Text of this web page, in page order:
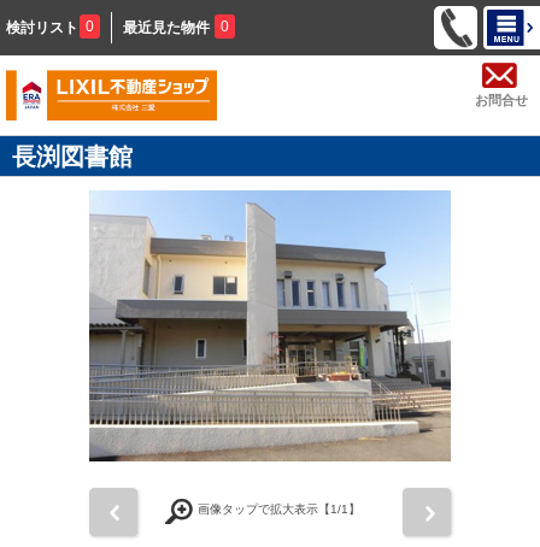
検討リスト 0 最近見た物件 0
お問合せ
長渕図書館
画像タップで拡大表示【1/1】